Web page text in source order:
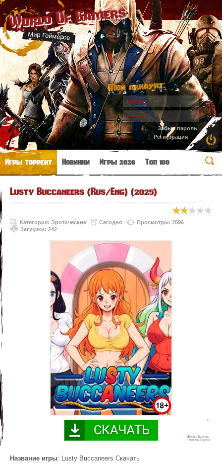
World Of Gamers
Мир Геймеров
Мой аккаунт:
Забыл пароль
Регистрация
Игры торрент Новинки Игры 2026 Топ 100
Lusty Buccaneers (Rus/Eng) (2025)
Категория: Эротические Сегодня
Просмотры: 2596
Загрузки: 242
Название игры: Lusty Buccaneers Скачать